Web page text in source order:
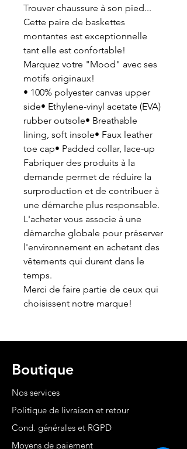
Trouver chaussure à son pied...
Cette paire de baskettes
montantes est exceptionnelle
tant elle est confortable!
Marquez votre "Mood" avec ses
motifs originaux!
• 100% polyester canvas upper
side• Ethylene-vinyl acetate (EVA)
rubber outsole• Breathable
lining, soft insole• Faux leather
toe cap• Padded collar, lace-up
Fabriquer des produits à la
demande permet de réduire la
surproduction et de contribuer à
une démarche plus responsable.
L'acheter vous associe à une
démarche globale pour préserver
l'environnement en achetant des
vêtements qui durent dans le
temps.
Merci de faire partie de ceux qui
choisissent notre marque!
Boutique
Nos services
Politique de livraison et retour
Cond. générales et RGPD
Moyens de paiement